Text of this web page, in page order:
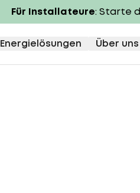
Für Installateure: Starte
Energielösungen Über uns